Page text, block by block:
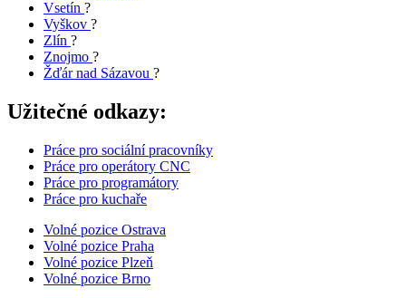
Vsetín ?
Vyškov ?
Zlín ?
Znojmo ?
Žďár nad Sázavou ?
Užitečné odkazy:
Práce pro sociální pracovníky
Práce pro operátory CNC
Práce pro programátory
Práce pro kuchaře
Volné pozice Ostrava
Volné pozice Praha
Volné pozice Plzeň
Volné pozice Brno